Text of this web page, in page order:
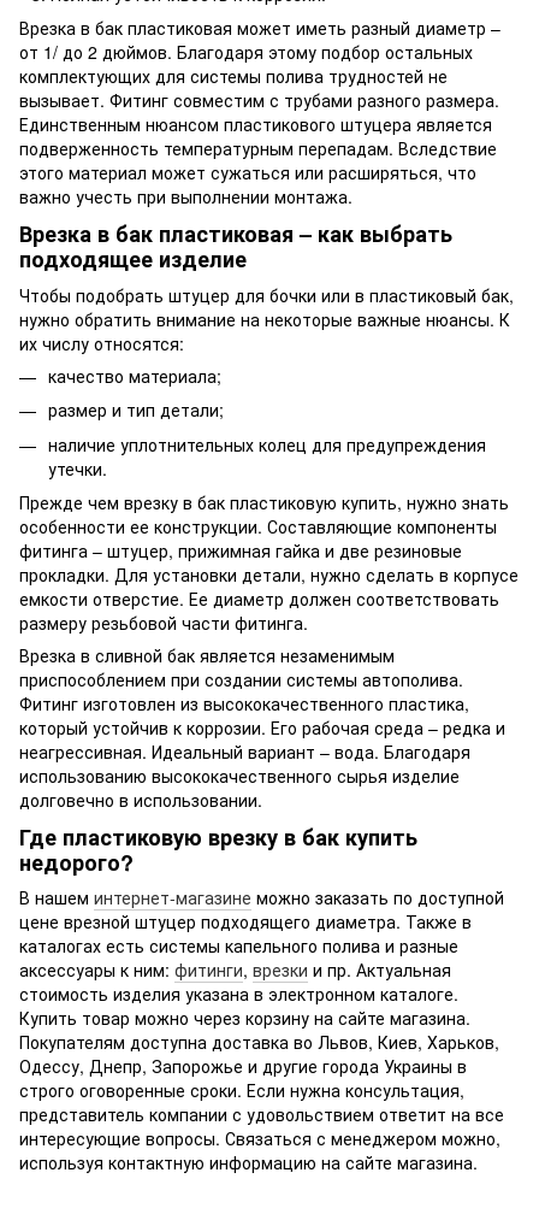
Врезка в бак пластиковая может иметь разный диаметр –
от 1/ до 2 дюймов. Благодаря этому подбор остальных
комплектующих для системы полива трудностей не
вызывает. Фитинг совместим с трубами разного размера.
Единственным нюансом пластикового штуцера является
подверженность температурным перепадам. Вследствие
этого материал может сужаться или расширяться, что
важно учесть при выполнении монтажа.
Врезка в бак пластиковая – как выбрать
подходящее изделие
Чтобы подобрать штуцер для бочки или в пластиковый бак,
нужно обратить внимание на некоторые важные нюансы. К
их числу относятся:
качество материала;
размер и тип детали;
наличие уплотнительных колец для предупреждения
утечки.
Прежде чем врезку в бак пластиковую купить, нужно знать
особенности ее конструкции. Составляющие компоненты
фитинга – штуцер, прижимная гайка и две резиновые
прокладки. Для установки детали, нужно сделать в корпусе
емкости отверстие. Ее диаметр должен соответствовать
размеру резьбовой части фитинга.
Врезка в сливной бак является незаменимым
приспособлением при создании системы автополива.
Фитинг изготовлен из высококачественного пластика,
который устойчив к коррозии. Его рабочая среда – редка и
неагрессивная. Идеальный вариант – вода. Благодаря
использованию высококачественного сырья изделие
долговечно в использовании.
Где пластиковую врезку в бак купить
недорого?
В нашем интернет-магазине можно заказать по доступной
цене врезной штуцер подходящего диаметра. Также в
каталогах есть системы капельного полива и разные
аксессуары к ним: фитинги, врезки и пр. Актуальная
стоимость изделия указана в электронном каталоге.
Купить товар можно через корзину на сайте магазина.
Покупателям доступна доставка во Львов, Киев, Харьков,
Одессу, Днепр, Запорожье и другие города Украины в
строго оговоренные сроки. Если нужна консультация,
представитель компании с удовольствием ответит на все
интересующие вопросы. Связаться с менеджером можно,
используя контактную информацию на сайте магазина.